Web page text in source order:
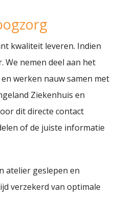
kwaliteit leveren. Indien
We nemen deel aan het
werken nauw samen met
Ziekenhuis en
dit directe contact
of de juiste informatie
atelier geslepen en
verzekerd van optimale